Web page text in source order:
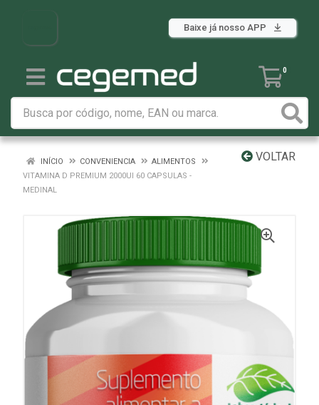
Baixe já nosso APP
0
VOLTAR
INÍCIO CONVENIENCIA
ALIMENTOS
VITAMINA D PREMIUM 2000UI 60 CAPSULAS -
MEDINAL